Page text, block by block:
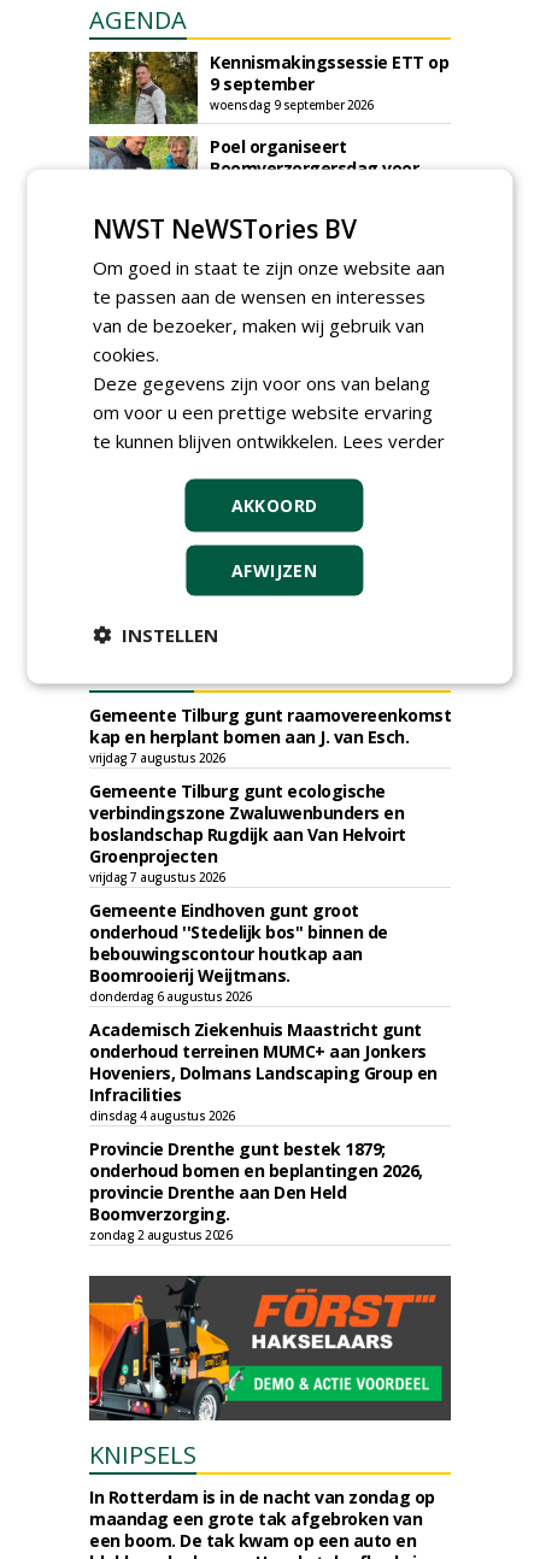
AGENDA
Kennismakingssessie ETT op
9 september
woensdag 9 september 2026
Poel organiseert
Boomverzorgersdag voor
Event: De stad van de
toekomst begint in de
openbare ruimte
donderdag 5 november 2026
Gemeente Tilburg gunt raamovereenkomst
kap en herplant bomen aan J. van Esch.
vrijdag 7 augustus 2026
Gemeente Tilburg gunt ecologische
verbindingszone Zwaluwenbunders en
boslandschap Rugdijk aan Van Helvoirt
Groenprojecten
vrijdag 7 augustus 2026
Gemeente Eindhoven gunt groot
onderhoud ''Stedelijk bos'' binnen de
bebouwingscontour houtkap aan
Boomrooierij Weijtmans.
donderdag 6 augustus 2026
Academisch Ziekenhuis Maastricht gunt
onderhoud terreinen MUMC+ aan Jonkers
Hoveniers, Dolmans Landscaping Group en
Infracilities
dinsdag 4 augustus 2026
Provincie Drenthe gunt bestek 1879;
onderhoud bomen en beplantingen 2026,
provincie Drenthe aan Den Held
Boomverzorging.
zondag 2 augustus 2026
KNIPSELS
In Rotterdam is in de nacht van zondag op
maandag een grote tak afgebroken van
een boom. De tak kwam op een auto en
NWST NeWSTories BV
Om goed in staat te zijn onze website aan
te passen aan de wensen en interesses
van de bezoeker, maken wij gebruik van
cookies.
Deze gegevens zijn voor ons van belang
om voor u een prettige website ervaring
te kunnen blijven ontwikkelen. Lees verder
AKKOORD
AFWIJZEN
INSTELLEN